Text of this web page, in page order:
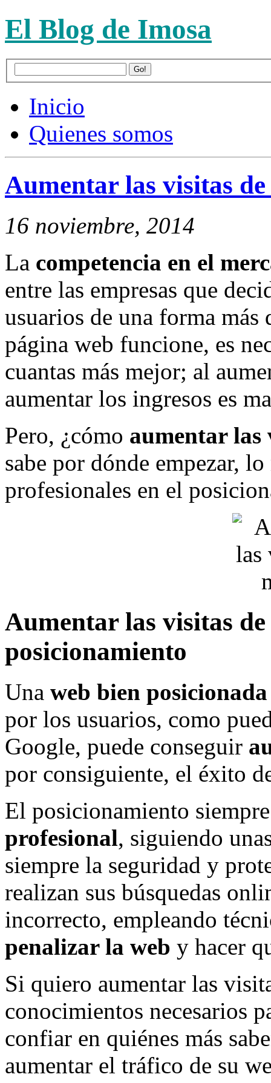
El Blog de Imosa
Inicio
Quienes somos
Aumentar las visitas
16 noviembre, 2014
La competencia en el
entre las empresas que
usuarios de una forma más
página web funcione, es
cuantas más mejor; al
aumentar los ingresos es
Pero, ¿cómo aumentar las
sabe por dónde empezar,
profesionales en el
Aumentar las visitas
posicionamiento
Una web bien posicionada
por los usuarios, como
Google, puede conseguir
por consiguiente, el éxito
El posicionamiento
profesional, siguiendo
siempre la seguridad y
realizan sus búsquedas
incorrecto, empleando
penalizar la web y hacer
Si quiero aumentar las
conocimientos necesarios
confiar en quiénes más
aumentar el tráfico de su